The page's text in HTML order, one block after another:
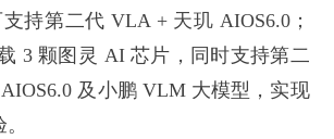
持第二代 VLA + 天玑 AIOS6.0；
3 颗图灵 AI 芯片，同时支持第二
及小鹏 VLM 大模型，实现